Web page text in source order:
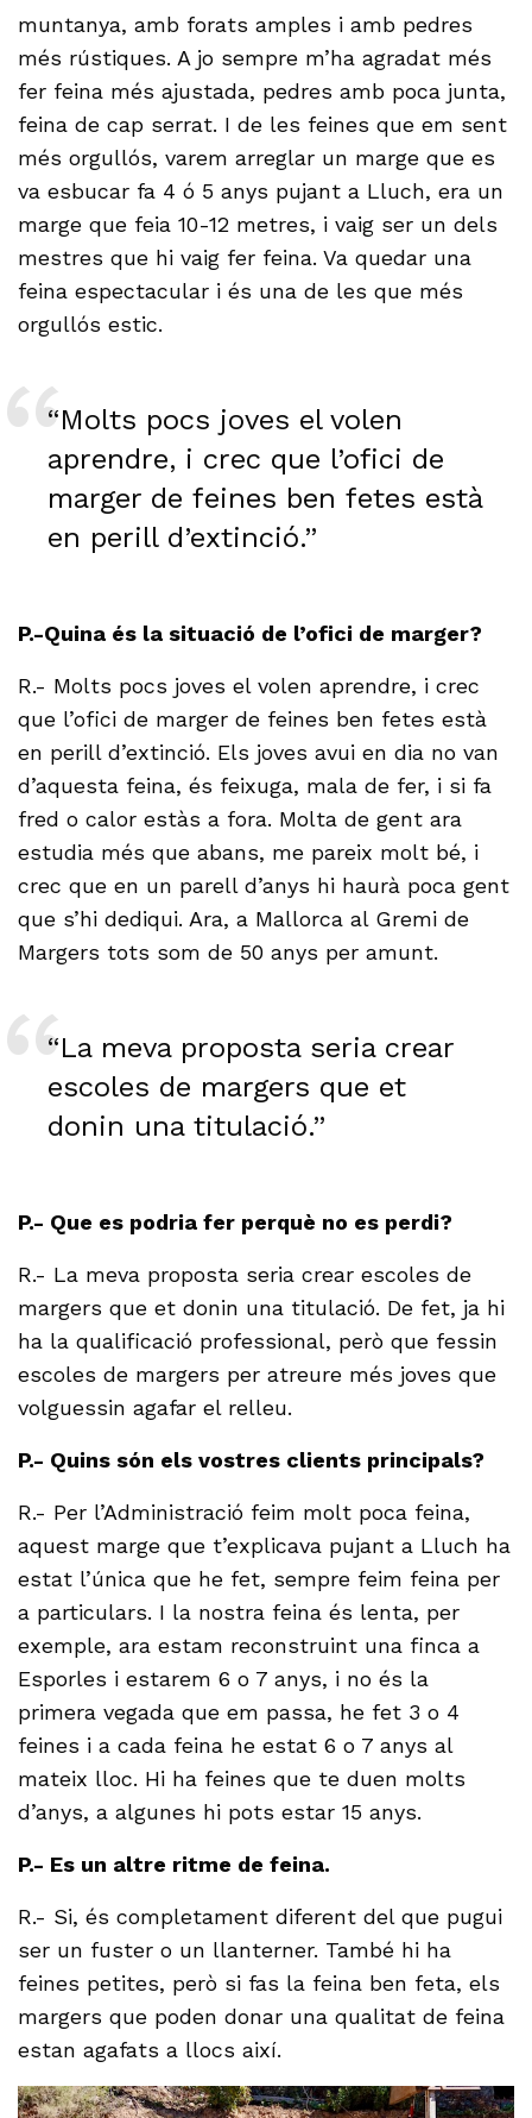
muntanya, amb forats amples i amb pedres
més rústiques. A jo sempre m’ha agradat més
fer feina més ajustada, pedres amb poca junta,
feina de cap serrat. I de les feines que em sent
més orgullós, varem arreglar un marge que es
va esbucar fa 4 ó 5 anys pujant a Lluch, era un
marge que feia 10-12 metres, i vaig ser un dels
mestres que hi vaig fer feina. Va quedar una
feina espectacular i és una de les que més
orgullós estic.
“Molts pocs joves el volen
aprendre, i crec que l’ofici de
marger de feines ben fetes està
en perill d’extinció.”
P.-Quina és la situació de l’ofici de marger?
R.- Molts pocs joves el volen aprendre, i crec
que l’ofici de marger de feines ben fetes està
en perill d’extinció. Els joves avui en dia no van
d’aquesta feina, és feixuga, mala de fer, i si fa
fred o calor estàs a fora. Molta de gent ara
estudia més que abans, me pareix molt bé, i
crec que en un parell d’anys hi haurà poca gent
que s’hi dediqui. Ara, a Mallorca al Gremi de
Margers tots som de 50 anys per amunt.
“La meva proposta seria crear
escoles de margers que et
donin una titulació.”
P.- Que es podria fer perquè no es perdi?
R.- La meva proposta seria crear escoles de
margers que et donin una titulació. De fet, ja hi
ha la qualificació professional, però que fessin
escoles de margers per atreure més joves que
volguessin agafar el relleu.
P.- Quins són els vostres clients principals?
R.- Per l’Administració feim molt poca feina,
aquest marge que t’explicava pujant a Lluch ha
estat l’única que he fet, sempre feim feina per
a particulars. I la nostra feina és lenta, per
exemple, ara estam reconstruint una finca a
Esporles i estarem 6 o 7 anys, i no és la
primera vegada que em passa, he fet 3 o 4
feines i a cada feina he estat 6 o 7 anys al
mateix lloc. Hi ha feines que te duen molts
d’anys, a algunes hi pots estar 15 anys.
P.- Es un altre ritme de feina.
R.- Si, és completament diferent del que pugui
ser un fuster o un llanterner. També hi ha
feines petites, però si fas la feina ben feta, els
margers que poden donar una qualitat de feina
estan agafats a llocs així.